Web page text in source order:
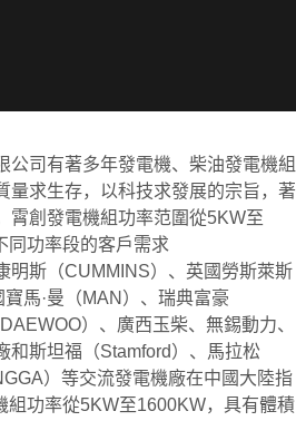
司有著多年發電機、柴油發電機組
量求生存，以科技求發展的宗旨，著
霄創發電機組功率范圍從5KW至
同功率段的客戶需求
斯（CUMMINS）、英國勞斯萊斯
馬·曼（MAN）、瑞典富豪
）、廣西玉柴、無錫動力、
和斯坦福（Stamford）、馬拉松
）等交流發電機廠在中國大陸指
組功率從5KW至1600KW，具有體積